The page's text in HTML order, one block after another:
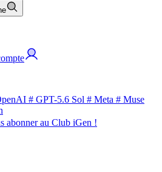
# GPT-5.6 Sol # Meta # Muse
abonner au Club iGen !